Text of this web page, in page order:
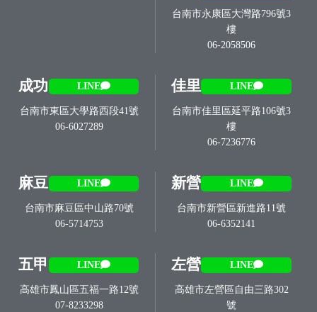
台南市永康區大灣路796號3
樓
06-2058506
成功 LINE
台南市東區大學路西段41號
06-6027289
佳里 LINE
台南市佳里區延平路106號3
樓
06-7236776
麻豆 LINE
台南市麻豆區中山路70號
06-5714753
新營 LINE
台南市新營區新進路11號
06-6352141
五甲 LINE
高雄市鳳山區五福一路12號
07-8233298
左營 LINE
高雄市左營區自由三路302
號